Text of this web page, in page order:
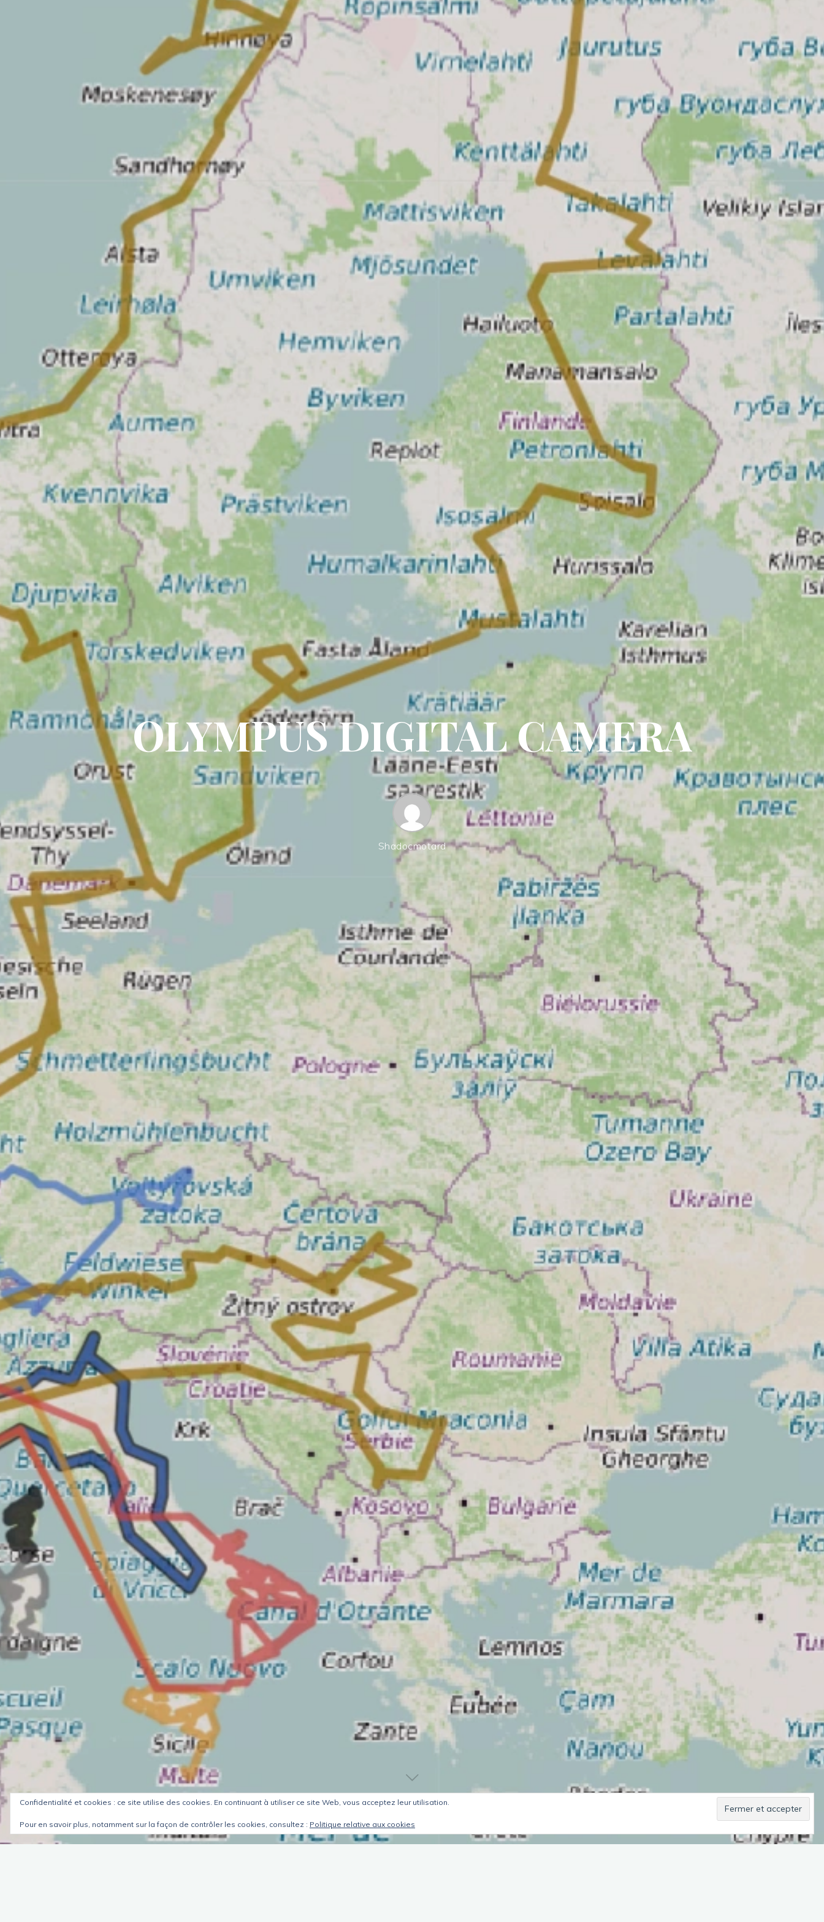
OLYMPUS DIGITAL CAMERA
Shadocmotard
Confidentialité et cookies : ce site utilise des cookies. En continuant à utiliser ce site Web, vous acceptez leur utilisation.
Pour en savoir plus, notamment sur la façon de contrôler les cookies, consultez : Politique relative aux cookies